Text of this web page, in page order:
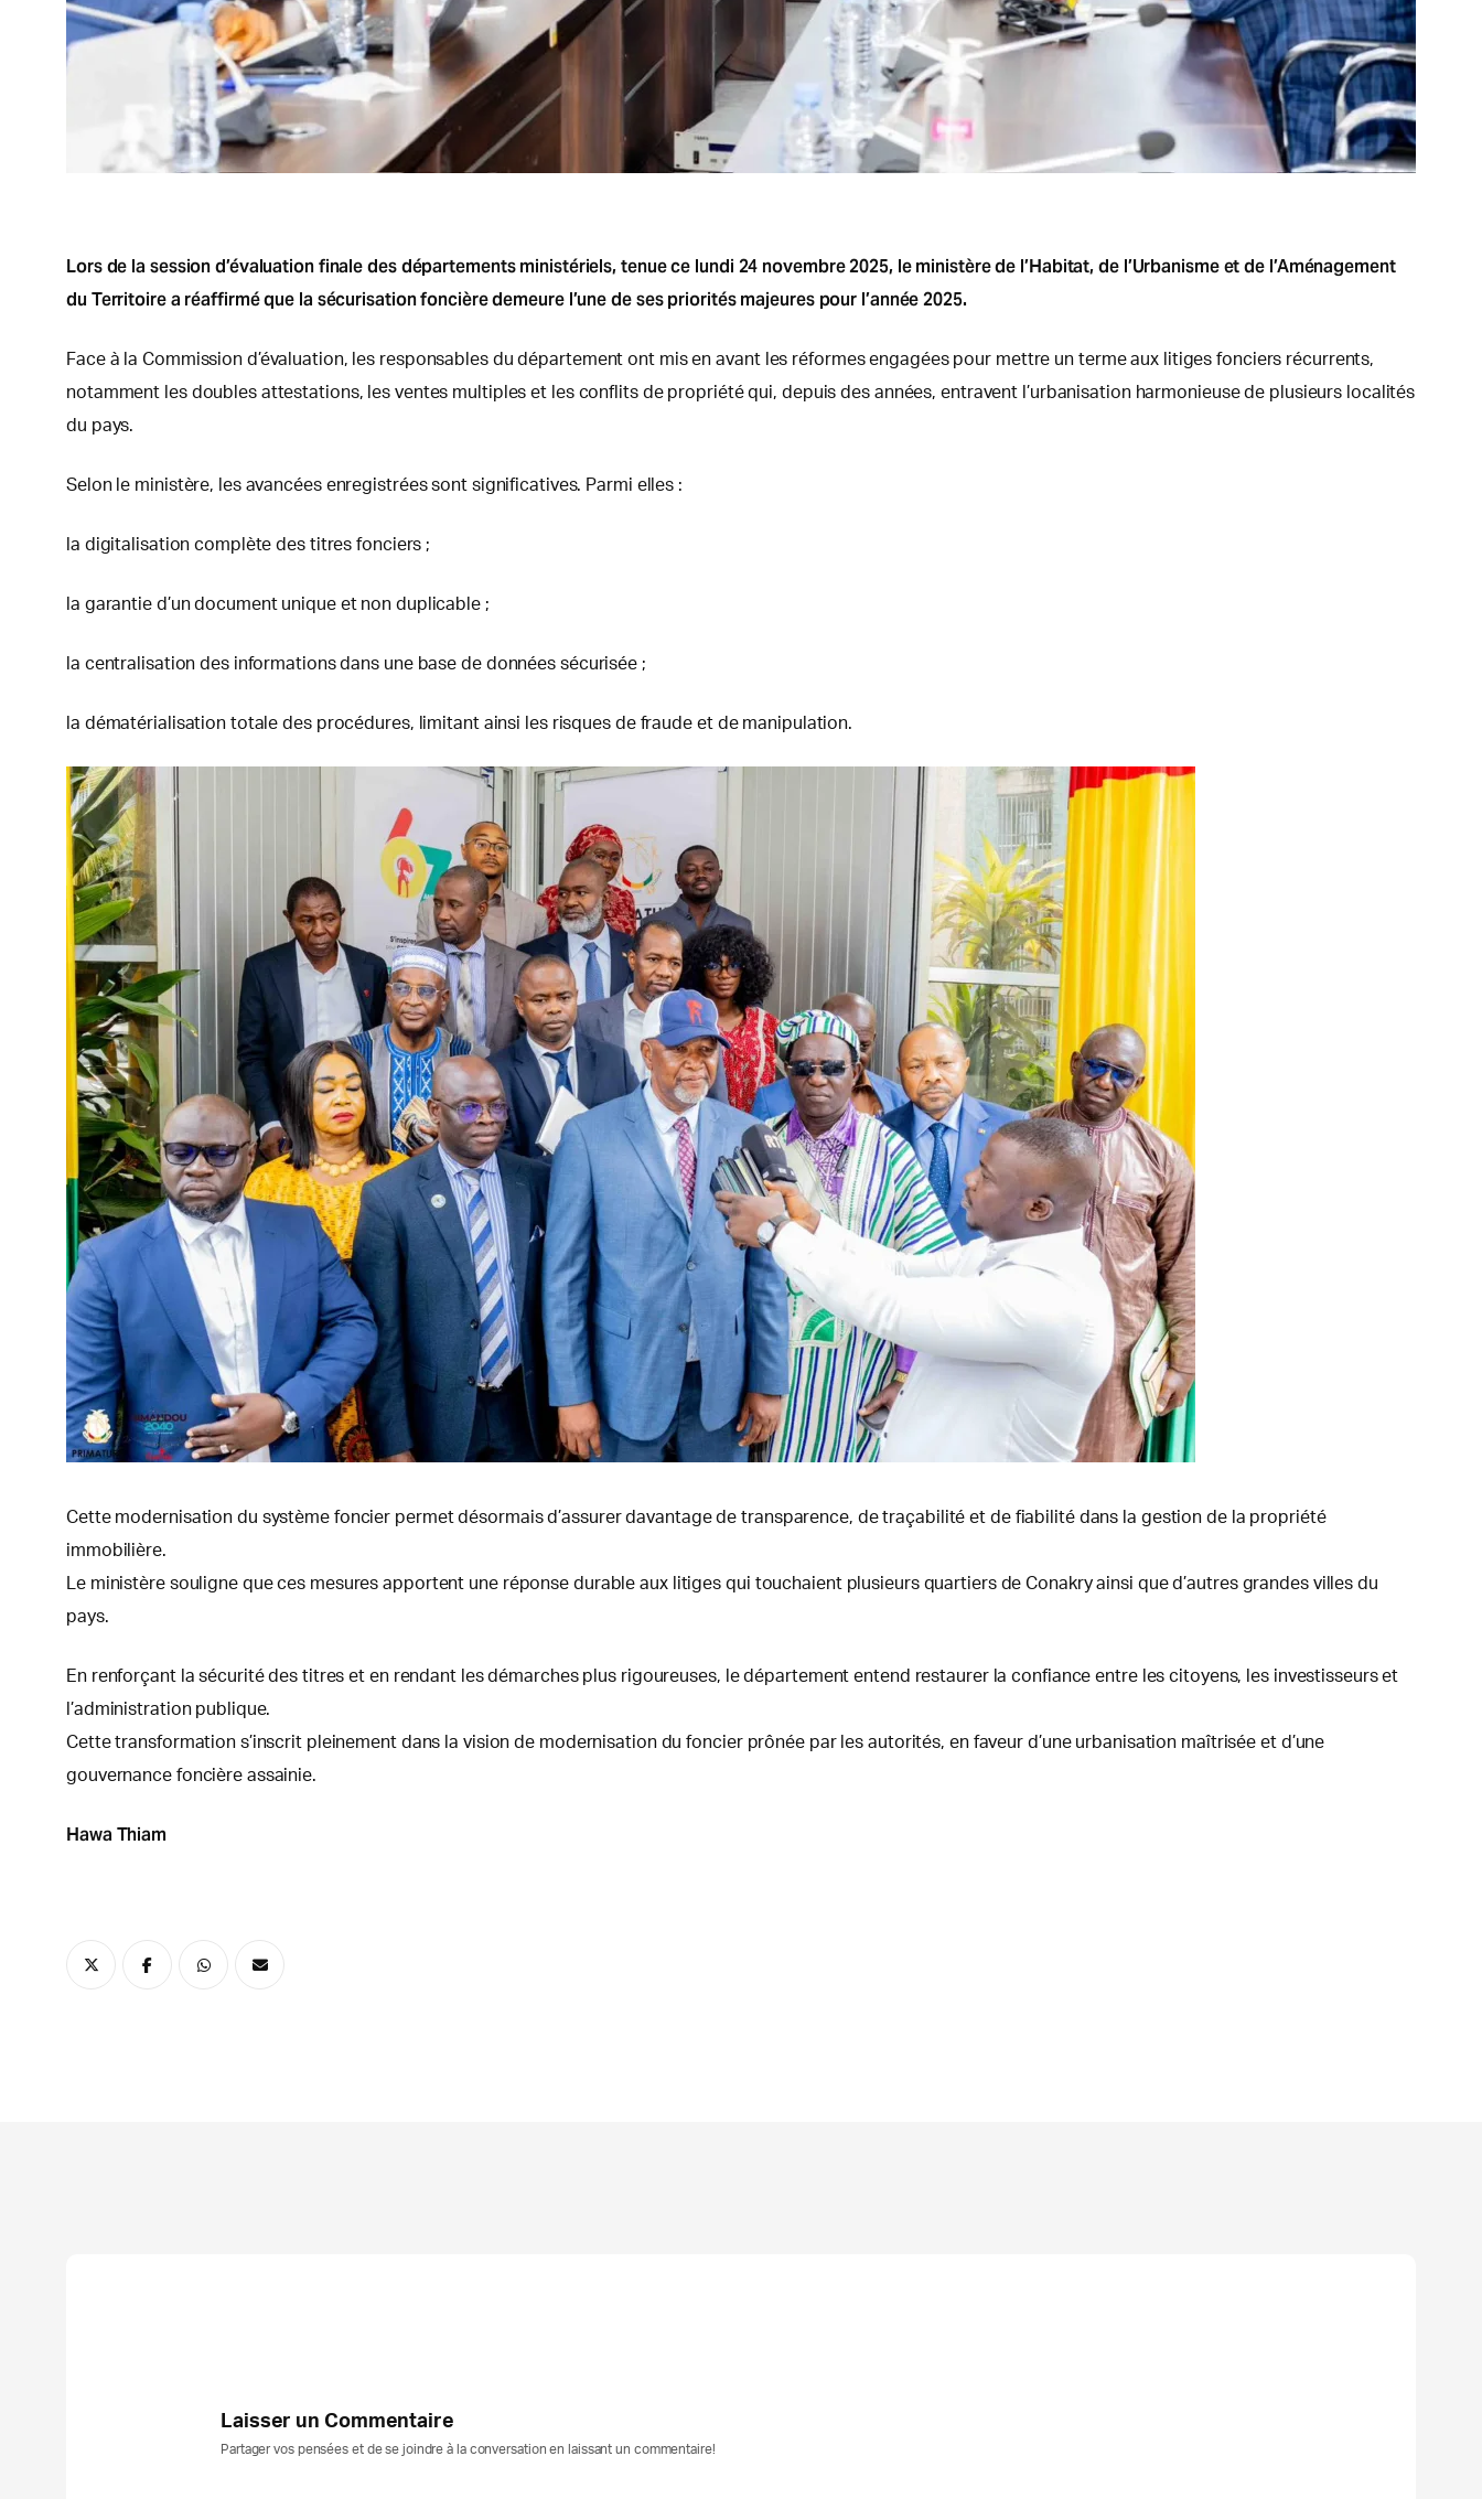
Lors de la session d’évaluation finale des départements ministériels, tenue ce lundi 24 novembre 2025, le ministère de l’Habitat, de l’Urbanisme et de l’Aménagement
du Territoire a réaffirmé que la sécurisation foncière demeure l’une de ses priorités majeures pour l’année 2025.
Face à la Commission d’évaluation, les responsables du département ont mis en avant les réformes engagées pour mettre un terme aux litiges fonciers récurrents,
notamment les doubles attestations, les ventes multiples et les conflits de propriété qui, depuis des années, entravent l’urbanisation harmonieuse de plusieurs localités
du pays.
Selon le ministère, les avancées enregistrées sont significatives. Parmi elles :
la digitalisation complète des titres fonciers ;
la garantie d’un document unique et non duplicable ;
la centralisation des informations dans une base de données sécurisée ;
la dématérialisation totale des procédures, limitant ainsi les risques de fraude et de manipulation.
Cette modernisation du système foncier permet désormais d’assurer davantage de transparence, de traçabilité et de fiabilité dans la gestion de la propriété
immobilière.
Le ministère souligne que ces mesures apportent une réponse durable aux litiges qui touchaient plusieurs quartiers de Conakry ainsi que d’autres grandes villes du
pays.
En renforçant la sécurité des titres et en rendant les démarches plus rigoureuses, le département entend restaurer la confiance entre les citoyens, les investisseurs et
l’administration publique.
Cette transformation s’inscrit pleinement dans la vision de modernisation du foncier prônée par les autorités, en faveur d’une urbanisation maîtrisée et d’une
gouvernance foncière assainie.
Hawa Thiam
Laisser un Commentaire
Partager vos pensées et de se joindre à la conversation en laissant un commentaire!